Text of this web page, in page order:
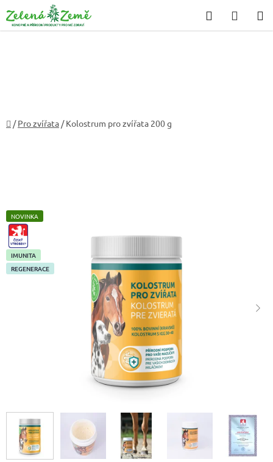
na
obsah
Hledat
KOŠÍK
Domů
/ Pro zvířata / Kolostrum pro zvířata 200 g
NOVINKA
CZ-
VYROBEK
IMUNITA
REGENERACE